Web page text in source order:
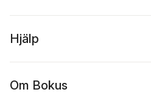
Hjälp
Om Bokus